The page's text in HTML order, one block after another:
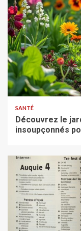
SANTÉ
Découvrez le
insoupçonnés